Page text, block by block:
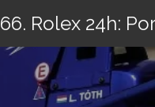
66. Rolex 24h: